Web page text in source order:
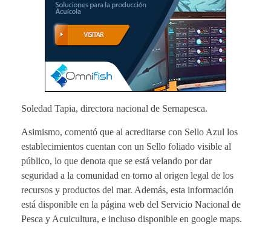
Soledad Tapia, directora nacional de Sernapesca.
Asimismo, comentó que al acreditarse con Sello Azul los
establecimientos cuentan con un Sello foliado visible al
público, lo que denota que se está velando por dar
seguridad a la comunidad en torno al origen legal de los
recursos y productos del mar. Además, esta información
está disponible en la página web del Servicio Nacional de
Pesca y Acuicultura, e incluso disponible en google maps.